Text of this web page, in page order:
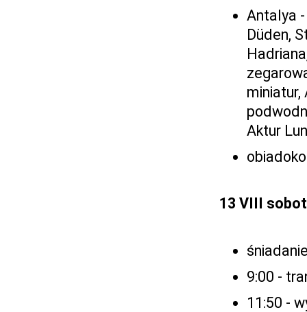
Antalya
Düden,
miniatur,
Aktur
13 VIII
9:00 -
11:50 -